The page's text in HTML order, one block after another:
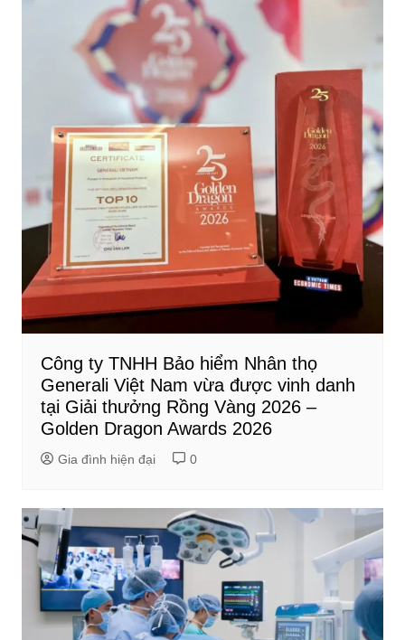
Công ty TNHH Bảo hiểm Nhân thọ
Generali Việt Nam vừa được vinh danh
tại Giải thưởng Rồng Vàng 2026 –
Golden Dragon Awards 2026
Gia đình hiện đại 0